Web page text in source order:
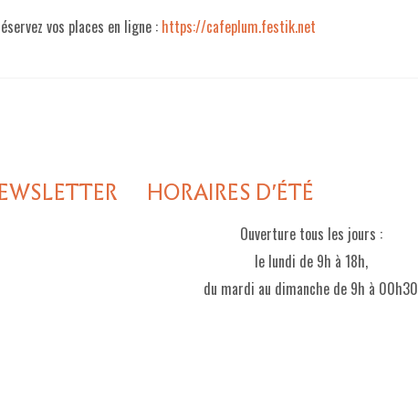
vos places en ligne : https://cafeplum.festik.net
HORAIRES D'ÉTÉ
Ouverture tous les jours :
le lundi de 9h à 18h,
du mardi au dimanche de 9h à 00h30